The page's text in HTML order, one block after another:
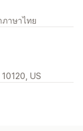
าษาไทย
US